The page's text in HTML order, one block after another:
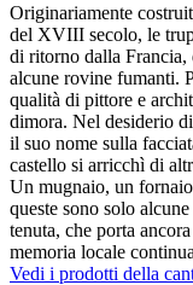
Originariamente
del XVIII secolo, le
di ritorno dalla Francia,
alcune rovine fumanti.
qualità di pittore e
dimora. Nel desiderio
il suo nome sulla
castello si arricchì di
Un mugnaio, un
queste sono solo
tenuta, che porta
memoria locale
Vedi i prodotti della